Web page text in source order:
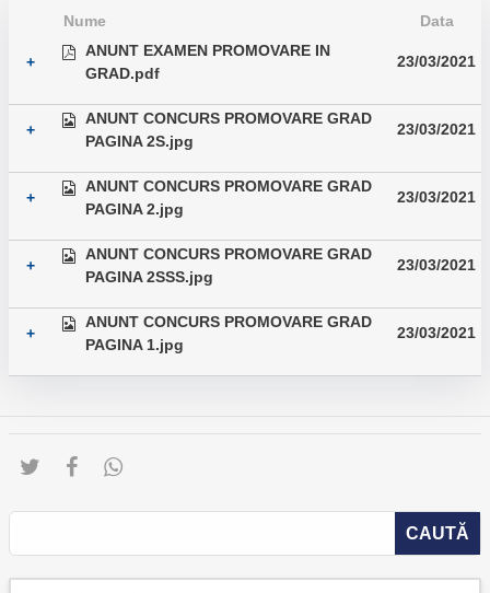
Nume Data
+
ANUNT EXAMEN PROMOVARE IN
GRAD.pdf
23/03/2021
+
ANUNT CONCURS PROMOVARE GRAD
PAGINA 2S.jpg
23/03/2021
+
ANUNT CONCURS PROMOVARE GRAD
PAGINA 2.jpg
23/03/2021
+
ANUNT CONCURS PROMOVARE GRAD
PAGINA 2SSS.jpg
23/03/2021
+
ANUNT CONCURS PROMOVARE GRAD
PAGINA 1.jpg
23/03/2021